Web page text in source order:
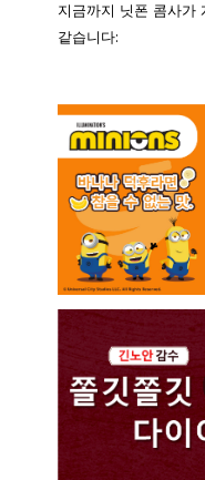
지금까지 닛폰 콤사가
같습니다: